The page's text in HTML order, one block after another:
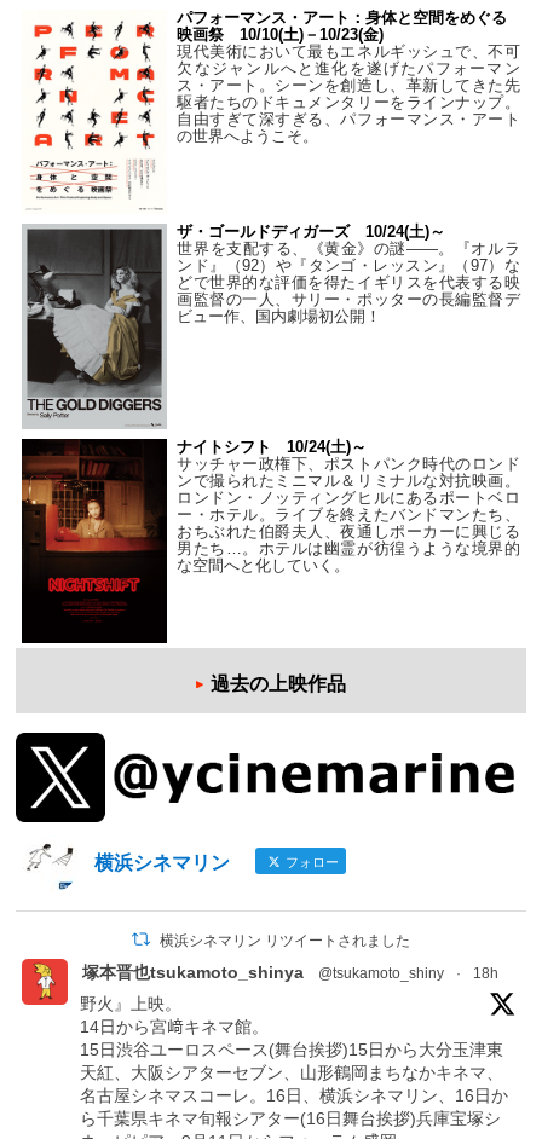
パフォーマンス・アート：身体と空間をめぐる
映画祭 10/10(土)－10/23(金)
現代美術において最もエネルギッシュで、不可
欠なジャンルへと進化を遂げたパフォーマン
ス・アート。シーンを創造し、革新してきた先
駆者たちのドキュメンタリーをラインナップ。
自由すぎて深すぎる、パフォーマンス・アート
の世界へようこそ。
ザ・ゴールドディガーズ 10/24(土)～
世界を支配する、《黄金》の謎――。『オルラ
ンド』（92）や『タンゴ・レッスン』（97）な
どで世界的な評価を得たイギリスを代表する映
画監督の一人、サリー・ポッターの長編監督デ
ビュー作、国内劇場初公開！
ナイトシフト 10/24(土)～
サッチャー政権下、ポストパンク時代のロンド
ンで撮られたミニマル＆リミナルな対抗映画。
ロンドン・ノッティングヒルにあるポートベロ
ー・ホテル。ライブを終えたバンドマンたち、
おちぶれた伯爵夫人、夜通しポーカーに興じる
男たち…。ホテルは幽霊が彷徨うような境界的
な空間へと化していく。
過去の上映作品
横浜シネマリン フォロー
横浜シネマリン リツイートされました
塚本晋也tsukamoto_shinya @tsukamoto_shiny · 18h
野火』上映。
14日から宮﨑キネマ館。
15日渋谷ユーロスペース(舞台挨拶)15日から大分玉津東
天紅、大阪シアターセブン、山形鶴岡まちなかキネマ、
名古屋シネマスコーレ。16日、横浜シネマリン、16日か
ら千葉県キネマ旬報シアター(16日舞台挨拶)兵庫宝塚シ